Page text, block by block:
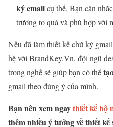
ký emailcụ thể. Bạn cân
trương to quá và phù hợp với
Nếu đã làm thiết kế chữ ký
hệ với BrandKey.Vn, đội ngũ
trong nghề sẽ giúp bạn có thể
gmail theo đúng ý của mình.
Bạn nên xem ngaythiết kế bộ
thêm nhiều ý tưởng về thiết kế